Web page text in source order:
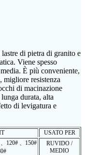
di pietra di granito e
Viene spesso
È più conveniente,
resistenza
di macinazione
durata, alta
di levigatura e
USATO PER
120# 、150#
RUVIDO /
MEDIO